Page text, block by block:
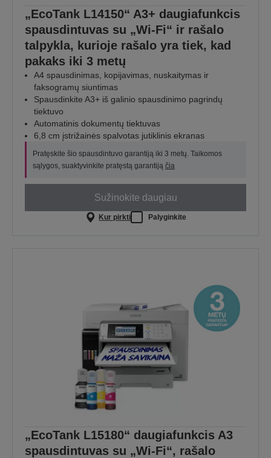
„EcoTank L14150“ A3+ daugiafunkcis
spausdintuvas su „Wi-Fi“ ir rašalo
talpykla, kurioje rašalo yra tiek, kad
pakaks iki 3 metų
A4 spausdinimas, kopijavimas, nuskaitymas ir
faksogramų siuntimas
Spausdinkite A3+ iš galinio spausdinimo pagrindų
tiektuvo
Automatinis dokumentų tiektuvas
6,8 cm įstrižainės spalvotas jutiklinis ekranas
Pratęskite šio spausdintuvo garantiją iki 3 metų. Taikomos
sąlygos, suaktyvinkite pratęstą garantiją čia
Sužinokite daugiau
Kur pirkti Palyginkite
„EcoTank L15180“ daugiafunkcis A3
spausdintuvas su „Wi-Fi“, rašalo